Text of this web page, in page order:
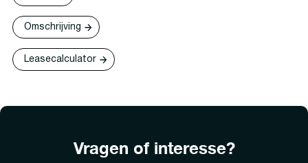
Omschrijving
Leasecalculator
Vragen of interesse?